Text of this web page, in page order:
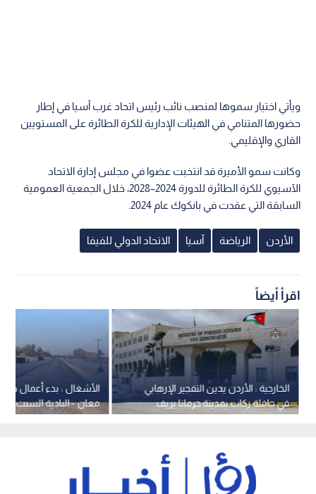
ويأتي اختيار سموها لمنصب نائب رئيس اتحاد غرب آسيا في إطار
حضورها المتنامي في الهيئات الإدارية للكرة الطائرة على المستويين
القاري والإقليمي.
وكانت سمو الأميرة قد انتخبت عضوا في مجلس إدارة الاتحاد
الآسيوي للكرة الطائرة للدورة 2024–2028، خلال الجمعية العمومية
السابقة التي عقدت في بانكوك عام 2024.
الأردن الرياضة آسيا الاتحاد الدولي للفيفا
اقرأ أيضاً
الأشغال : بدء أعمال
معان - البادية السبت
الخارجية : الأردن يدين التفجير الإرهابي
في حافلة ركاب بمدينة جرمانا بريف
دمشق في سوريا